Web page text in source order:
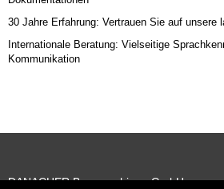
30 Jahre Erfahrung: Vertrauen Sie auf unsere
Internationale Beratung: Vielseitige
Kommunikation
DANACHER Baumaschinen GmbH